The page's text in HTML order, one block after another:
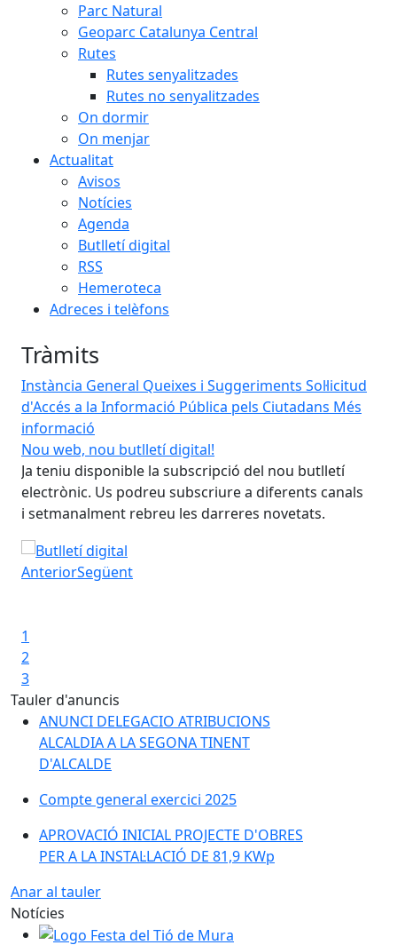
Parc Natural
Geoparc Catalunya Central
Rutes
Rutes senyalitzades
Rutes no senyalitzades
On dormir
On menjar
Actualitat
Avisos
Notícies
Agenda
Butlletí digital
RSS
Hemeroteca
Adreces i telèfons
Tràmits
Instància General Queixes i Suggeriments Sol·licitud
d'Accés a la Informació Pública pels Ciutadans Més
informació
Nou web, nou butlletí digital!
Ja teniu disponible la subscripció del nou butlletí
electrònic. Us podreu subscriure a diferents canals
i setmanalment rebreu les darreres novetats.
Nou web, nou butlletí digital!
AnteriorSegüent
1
2
3
Tauler d'anuncis
ANUNCI DELEGACIO ATRIBUCIONS
ALCALDIA A LA SEGONA TINENT
D'ALCALDE
Compte general exercici 2025
APROVACIÓ INICIAL PROJECTE D'OBRES
PER A LA INSTAL·LACIÓ DE 81,9 KWp
Anar al tauler
Notícies